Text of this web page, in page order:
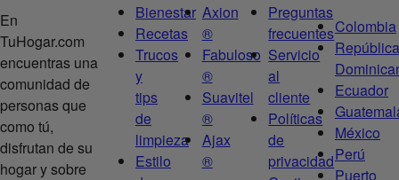
En
TuHogar.com
encuentras una
comunidad de
personas que
como tú,
disfrutan de su
hogar y sobre
Bienestar
Recetas
Trucos
y
tips
de
limpieza
Estilo
Axion
®
Fabuloso
®
Suavitel
®
Ajax
®
Preguntas
frecuentes
Servicio
al
cliente
Políticas
de
privacidad
Colombia
República
Ecuador
México
Perú
Puerto